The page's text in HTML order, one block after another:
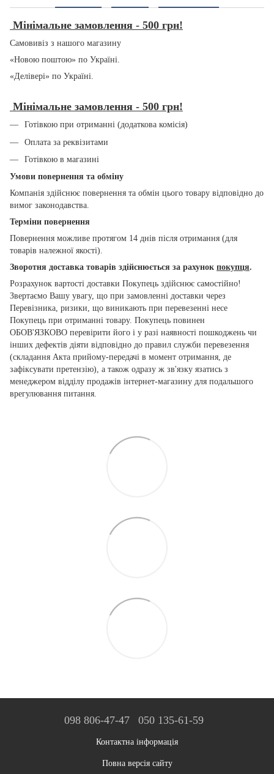
Мінімальне замовлення - 500 грн!
Самовивіз з нашого магазину
«Новою поштою» по Україні.
«Делівері» по Україні.
Мінімальне замовлення - 500 грн!
Готівкою при отриманні (додаткова комісія)
Оплата за реквізитами
Готівкою в магазині
Умови повернення та обміну
Компанія здійснює повернення та обмін цього товару відповідно до
вимог законодавства.
Терміни повернення
Повернення можливе протягом 14 днів після отримання (для
товарів належної якості).
Зворотня доставка товарів здійснюється за рахунок покупця.
Розрахунок вартості доставки Покупець здійснює самостійно!
Звертаємо Вашу увагу, що при замовленні доставки через
Перевізника, ризики, що виникають при перевезенні несе
Покупець при отриманні товару. Покупець повинен
ОБОВ'ЯЗКОВО перевірити його і у разі наявності пошкоджень чи
інших дефектів діяти відповідно до правил служби перевезення
(складання Акта прийому-передачі в момент отримання, де
зафіксувати претензію), а також одразу ж зв'язку язатись з
менеджером відділу продажів інтернет-магазину для подальшого
врегулювання питання.
098 806-47-47 050 135-61-59
Контактна інформація
Повна версія сайту